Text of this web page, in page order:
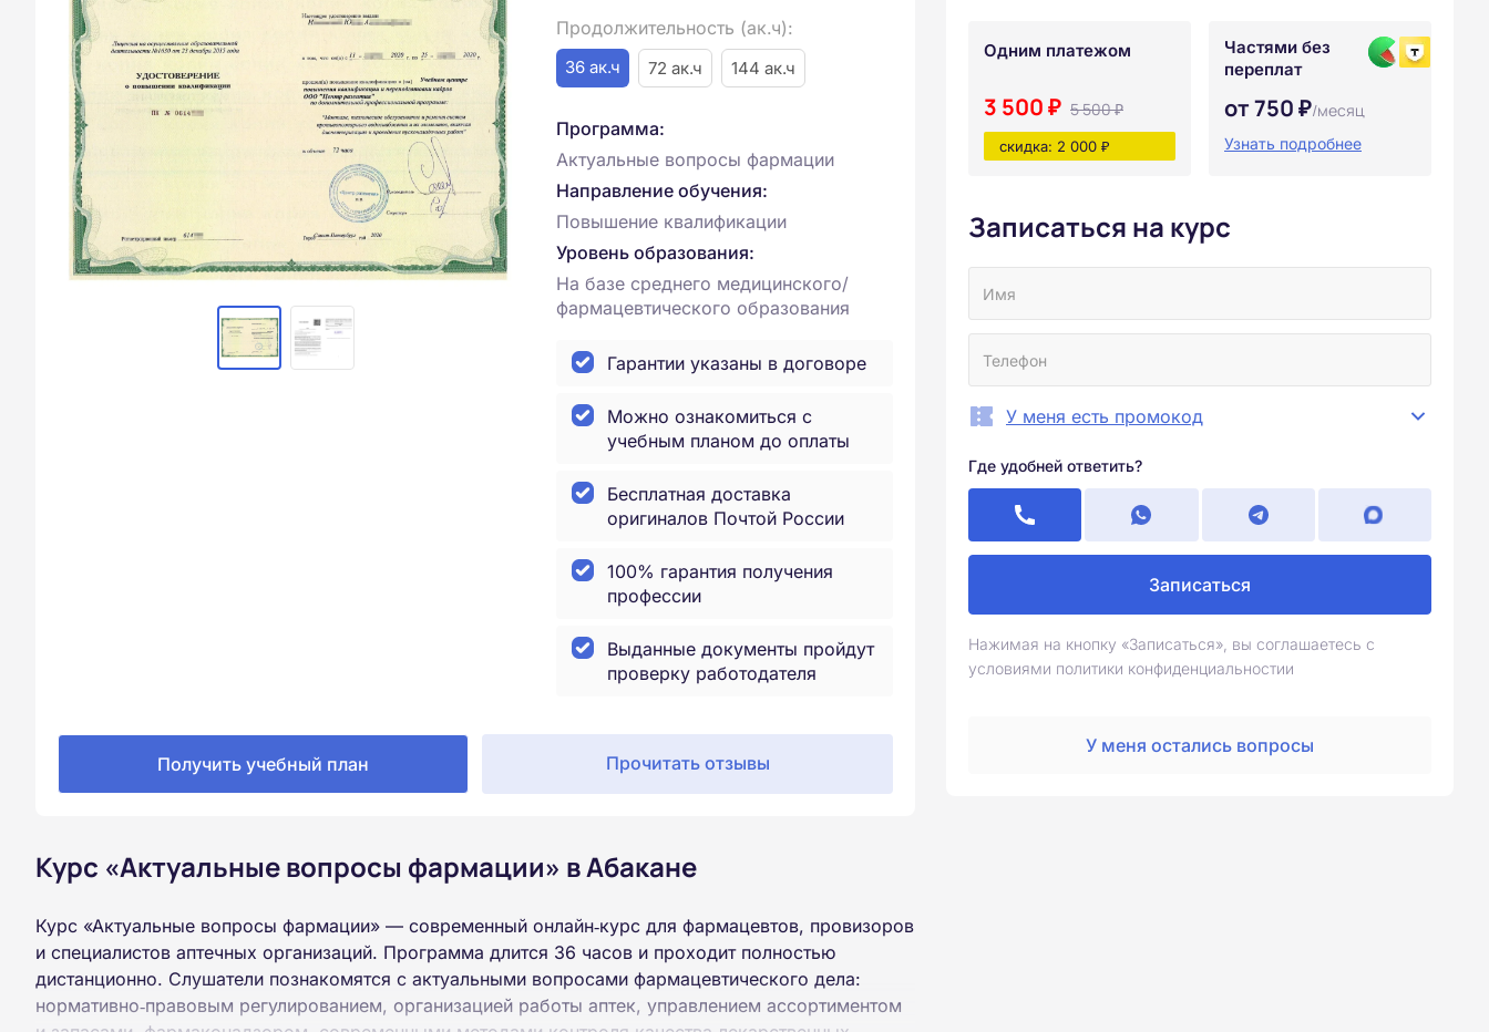
Продолжительность (ак.ч):
36 ак.ч 72 ак.ч 144 ак.ч
Программа:
Актуальные вопросы фармации
Направление обучения:
Повышение квалификации
Уровень образования:
На базе среднего медицинского/
фармацевтического образования
Гарантии указаны в договоре
Можно ознакомиться с
учебным планом до оплаты
Бесплатная доставка
оригиналов Почтой России
100% гарантия получения
профессии
Выданные документы пройдут
проверку работодателя
Получить учебный план Прочитать отзывы
Курс «Актуальные вопросы фармации» в Абакане
Курс «Актуальные вопросы фармации» — современный онлайн‑курс для фармацевтов, провизоров
и специалистов аптечных организаций. Программа длится 36 часов и проходит полностью
дистанционно. Слушатели познакомятся с актуальными вопросами фармацевтического дела:
нормативно‑правовым регулированием, организацией работы аптек, управлением ассортиментом
Одним платежом
3 500 ₽ 5 500 ₽
скидка: 2 000 ₽
Частями без
переплат
от 750 ₽/месяц
Узнать подробнее
Записаться на курс
У меня есть промокод
Где удобней ответить?
Записаться
Нажимая на кнопку «Записаться», вы соглашаетесь с
условиями политики конфиденциальностии
У меня остались вопросы